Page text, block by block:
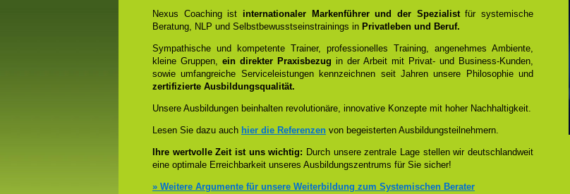
Nexus Coaching ist internationaler Markenführer und der Spezialistfür systemische
Beratung, NLP und Selbstbewusstseinstrainings in Privatleben und Beruf.
Sympathische und kompetente Trainer, professionelles Training, angenehmes Ambiente,
kleine Gruppen, ein direkter Praxisbezug in der Arbeit mit Privat- und Business-Kunden,
sowie umfangreiche Serviceleistungen kennzeichnen seit Jahren unsere Philosophie und
zertifizierte Ausbildungsqualität.
Unsere Ausbildungen beinhalten revolutionäre, innovative Konzepte mit hoher Nachhaltigkeit.
Lesen Sie dazu auch hier die Referenzen von begeisterten Ausbildungsteilnehmern.
Ihre wertvolle Zeit ist uns wichtig: Durch unsere zentrale Lage stellen wir deutschlandweit
eine optimale Erreichbarkeit unseres Ausbildungszentrums für Sie sicher!
» Weitere Argumente für unsere Weiterbildung zum Systemischen Berater